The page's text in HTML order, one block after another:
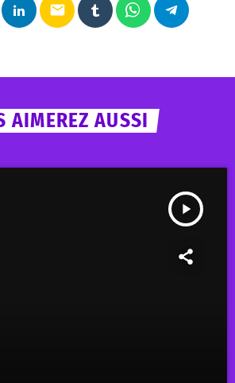
email
AIMEREZ AUSSI
play_arrow